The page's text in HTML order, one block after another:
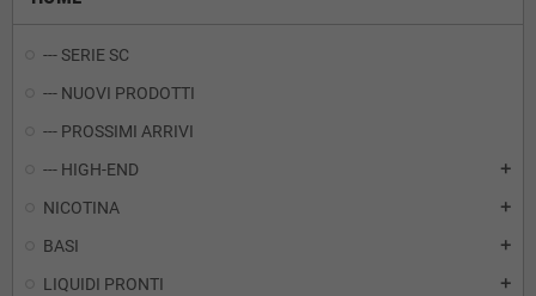
--- SERIE SC
--- NUOVI PRODOTTI
--- PROSSIMI ARRIVI
--- HIGH-END
add
NICOTINA add
BASI add
LIQUIDI PRONTI add